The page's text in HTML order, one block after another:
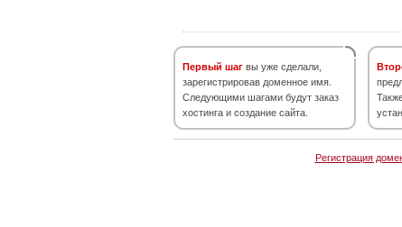
Первый шаг вы уже сделали,
зарегистрировав доменное имя.
Следующими шагами будут заказ
хостинга и создание сайта.
Регистрация